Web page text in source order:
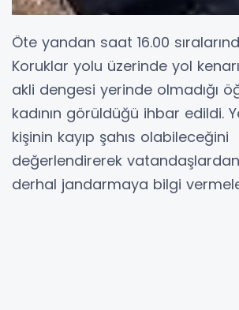
Öte yandan saat 16.00
Koruklar yolu üzerinde yol
akli dengesi yerinde olmadığı
kadının görüldüğü ihbar edildi.
kişinin kayıp şahıs olabileceğini
değerlendirerek
derhal jandarmaya bilgi